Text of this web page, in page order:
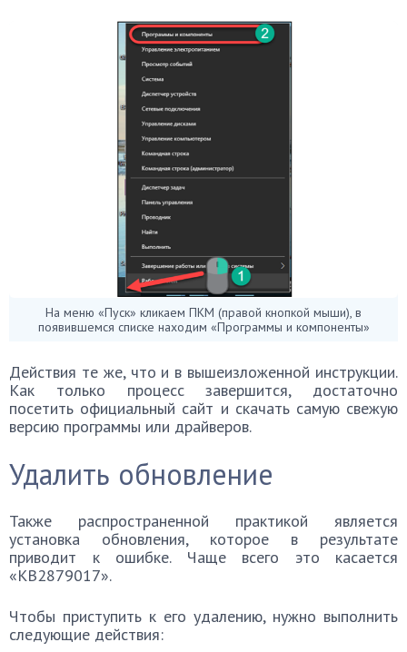
На меню «Пуск» кликаем ПКМ (правой кнопкой мыши), в
появившемся списке находим «Программы и компоненты»
Действия те же, что и в вышеизложенной инструкции.
Как только процесс завершится, достаточно
посетить официальный сайт и скачать самую свежую
версию программы или драйверов.
Удалить обновление
Также распространенной практикой является
установка обновления, которое в результате
приводит к ошибке. Чаще всего это касается
«KB2879017».
Чтобы приступить к его удалению, нужно выполнить
следующие действия: